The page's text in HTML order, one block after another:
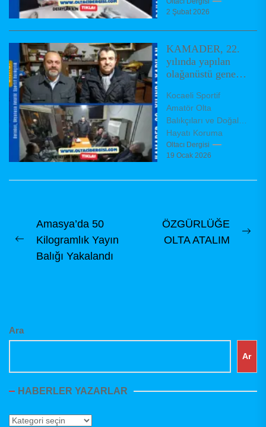
dolara ulaştığını,
2 Şubat 2026
KAMADER, 22.
yılında yapılan
olağanüstü genel
yönetimini
belirledi
Kocaeli Sportif
Amatör Olta
Balıkçıları ve Doğal
Hayatı Koruma
Derneği (KAMADER),
olağanüstü genel
dernek binasında,
Oltacı Dergisi
19 Ocak 2026
Yazı
gezinmesi
Previous
post:
Amasya’da 50
Kilogramlık Yayın
Balığı Yakalandı
ÖZGÜRLÜĞE
OLTA ATALIM
Ara
Ar
HABERLER YAZARLAR
Haberler